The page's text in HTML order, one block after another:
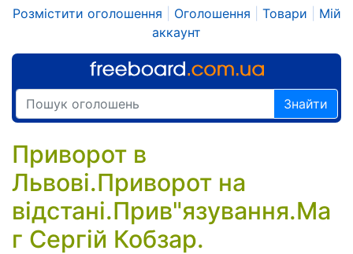
Розмістити оголошення Оголошення Товари
Мій
аккаунт
Знайти
Приворот в
Львові.Приворот на
відстані.Прив"язування.Ма
г Сергій Кобзар.